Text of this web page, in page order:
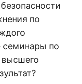
по
по